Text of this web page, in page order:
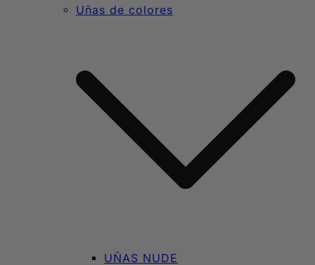
Uñas de colores
UÑAS NUDE